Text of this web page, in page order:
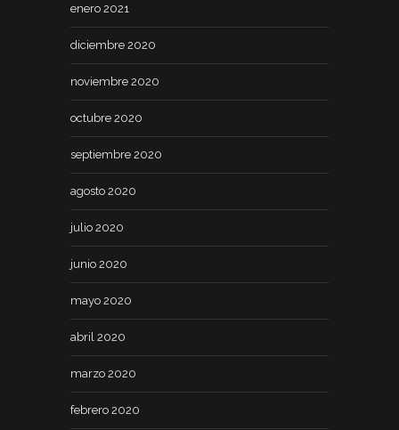
enero 2021
diciembre 2020
noviembre 2020
octubre 2020
septiembre 2020
agosto 2020
julio 2020
junio 2020
mayo 2020
abril 2020
marzo 2020
febrero 2020